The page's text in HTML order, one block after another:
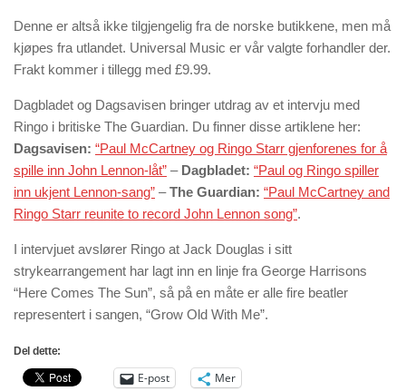
Denne er altså ikke tilgjengelig fra de norske butikkene, men må
kjøpes fra utlandet. Universal Music er vår valgte forhandler der.
Frakt kommer i tillegg med £9.99.
Dagbladet og Dagsavisen bringer utdrag av et intervju med
Ringo i britiske The Guardian. Du finner disse artiklene her:
Dagsavisen: “Paul McCartney og Ringo Starr gjenforenes for å
spille inn John Lennon-låt” – Dagbladet: “Paul og Ringo spiller
inn ukjent Lennon-sang” –The Guardian: “Paul McCartney and
Ringo Starr reunite to record John Lennon song”.
I intervjuet avslører Ringo at Jack Douglas i sitt
strykearrangement har lagt inn en linje fra George Harrisons
“Here Comes The Sun”, så på en måte er alle fire beatler
representert i sangen, “Grow Old With Me”.
Del dette:
E-post Mer